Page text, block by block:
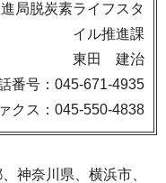
局脱炭素ライフスタ
イル推進課
東田 建治
番号：045-671-4935
クス：045-550-4838
神奈川県、横浜市、